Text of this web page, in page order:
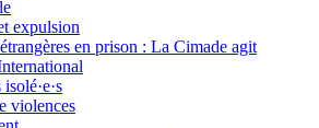
expulsion
en prison : La Cimade agit
violences